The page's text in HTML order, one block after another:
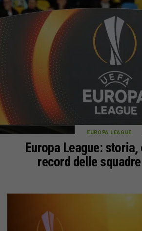
EUROPA LEAGUE
Europa League:
record delle